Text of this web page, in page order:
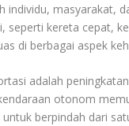
masyarakat,
seperti kereta cepat,
di berbagai aspek
adalah
otonom
berpindah dari